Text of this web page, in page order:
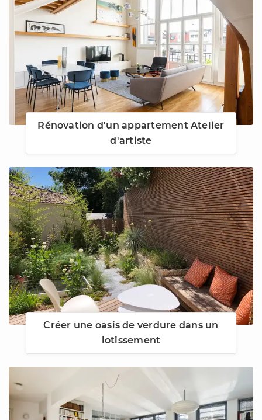
Rénovation d'un appartement Atelier
d'artiste
Créer une oasis de verdure dans un
lotissement